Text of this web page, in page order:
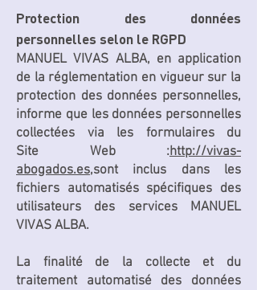
Protection des données
personnelles selon le RGPD
MANUEL VIVAS ALBA, en application
de la réglementation en vigueur sur la
protection des données personnelles,
informe que les données personnelles
collectées via les formulaires du
Site Web :http://vivas-
abogados.es,sont inclus dans les
fichiers automatisés spécifiques des
utilisateurs des services MANUEL
VIVAS ALBA.
La finalité de la collecte et du
traitement automatisé des données